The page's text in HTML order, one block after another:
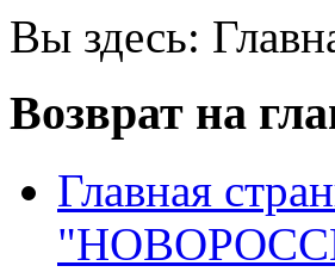
Вы здесь:
Возврат на
Главная